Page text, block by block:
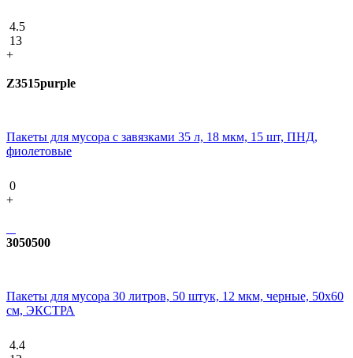
4.5
13
+
Z3515purple
Пакеты для мусора с завязками 35 л, 18 мкм, 15 шт, ПНД,
фиолетовые
0
+
3050500
Пакеты для мусора 30 литров, 50 штук, 12 мкм, черные, 50х60
см, ЭКСТРА
4.4